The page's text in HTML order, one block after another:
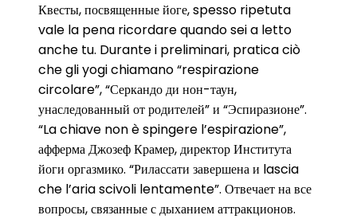
Квесты, посвященные йоге, spesso ripetuta
vale la pena ricordare quando sei a letto
anche tu. Durante i preliminari, pratica ciò
che gli yogi chiamano “respirazione
circolare”, “Серкандо ди нон-таун,
унаследованный от родителей” и “Эспиразионе”.
“La chiave non è spingere l’espirazione”,
афферма Джозеф Крамер, директор Института
йоги оргазмико. “Рилассати завершена и lascia
che l’aria scivoli lentamente”. Отвечает на все
вопросы, связанные с дыханием аттракционов.